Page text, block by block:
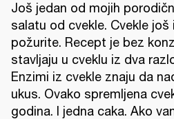
Još jedan od mojih
salatu od cvekle. Cvekle
požurite. Recept je bez
stavljaju u cveklu iz dva
Enzimi iz cvekle znaju da
ukus. Ovako spremljena
godina. I jedna caka. Ako